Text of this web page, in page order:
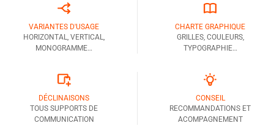
VARIANTES D'USAGE
HORIZONTAL, VERTICAL,
MONOGRAMME…
CHARTE GRAPHIQUE
GRILLES, COULEURS,
TYPOGRAPHIE…
DÉCLINAISONS
TOUS SUPPORTS DE
COMMUNICATION
CONSEIL
RECOMMANDATIONS ET
ACOMPAGNEMENT